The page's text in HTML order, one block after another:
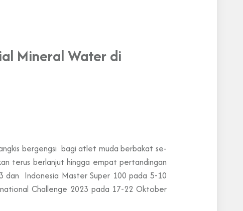
Mineral Water di
bergengsi bagi atlet muda berbakat se-
terus berlanjut hingga empat pertandingan
dan Indonesia Master Super 100 pada 5-10
Challenge 2023 pada 17-22 Oktober